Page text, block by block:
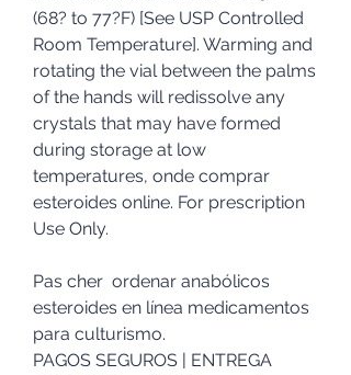
(68? to 77?F) [See USP Controlled
Room Temperature]. Warming and
rotating the vial between the palms
of the hands will redissolve any
crystals that may have formed
during storage at low
temperatures, onde comprar
esteroides online. For prescription
Use Only.
Pas cher  ordenar anabólicos
esteroides en línea medicamentos
para culturismo.
PAGOS SEGUROS | ENTREGA